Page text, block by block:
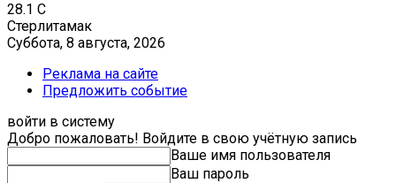
28.1 C
Стерлитамак
Суббота, 8 августа, 2026
Реклама на сайте
Предложить событие
войти в систему
Добро пожаловать! Войдите в свою учётную запись
Ваше имя пользователя
Ваш пароль